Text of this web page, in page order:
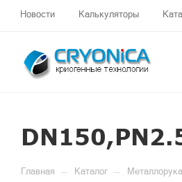
Новости Калькуляторы
Главная — Каталог —